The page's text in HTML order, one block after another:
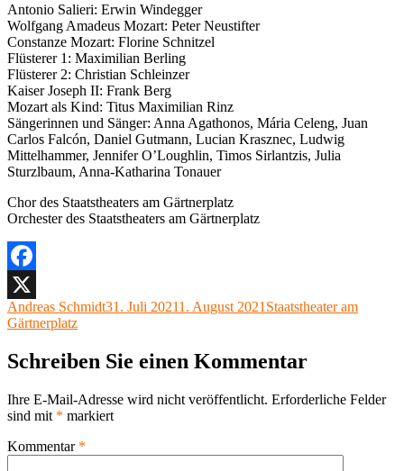
Antonio Salieri: Erwin Windegger
Wolfgang Amadeus Mozart: Peter Neustifter
Constanze Mozart: Florine Schnitzel
Flüsterer 1: Maximilian Berling
Flüsterer 2: Christian Schleinzer
Kaiser Joseph II: Frank Berg
Mozart als Kind: Titus Maximilian Rinz
Sängerinnen und Sänger: Anna Agathonos, Mária Celeng, Juan
Carlos Falcón, Daniel Gutmann, Lucian Krasznec, Ludwig
Mittelhammer, Jennifer O’Loughlin, Timos Sirlantzis, Julia
Sturzlbaum, Anna-Katharina Tonauer
Chor des Staatstheaters am Gärtnerplatz
Orchester des Staatstheaters am Gärtnerplatz
Facebook
X
Autor
Andreas SchmidtVeröffentlicht
31. Juli 20211. August 2021 Kategorien
Staatstheater am
Gärtnerplatz
Schreiben Sie einen Kommentar
Ihre E-Mail-Adresse wird nicht veröffentlicht. Erforderliche Felder
sind mit * markiert
Kommentar *